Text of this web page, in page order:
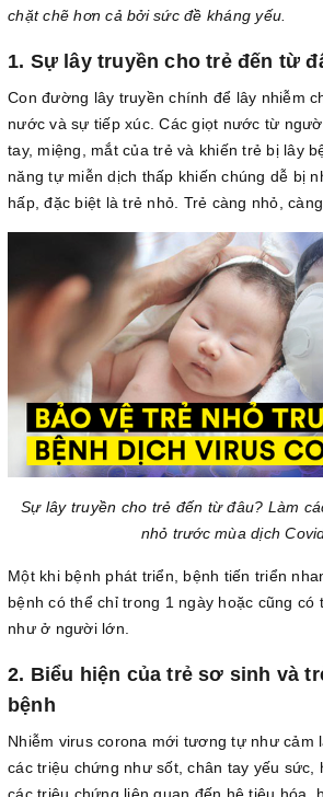
chặt chẽ hơn cả bởi sức đề kháng yếu.
1. Sự lây truyền cho trẻ đến từ
Con đường lây truyền chính để lây nhiễm
nước và sự tiếp xúc. Các giọt nước từ
tay, miệng, mắt của trẻ và khiến trẻ bị lây
năng tự miễn dịch thấp khiến chúng dễ bị
hấp, đặc biệt là trẻ nhỏ. Trẻ càng nhỏ,
Sự lây truyền cho trẻ đến từ đâu? Làm
nhỏ trước mùa dịch
Một khi bệnh phát triển, bệnh tiến triển
bệnh có thể chỉ trong 1 ngày hoặc cũng có
như ở người lớn.
2. Biểu hiện của trẻ sơ sinh và
bệnh
Nhiễm virus corona mới tương tự như cảm
các triệu chứng như sốt, chân tay yếu sức,